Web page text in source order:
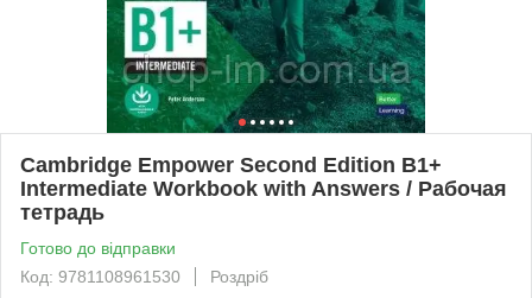
Cambridge Empower Second Edition B1+
Intermediate Workbook with Answers / Рабочая
тетрадь
Готово до відправки
Код: 9781108961530
Роздріб